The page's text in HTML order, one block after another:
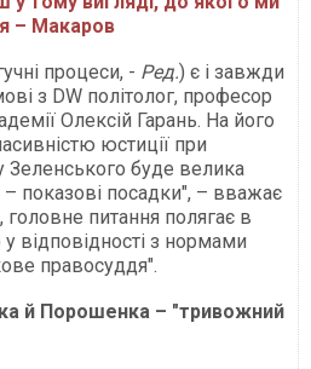
– Макаров
процеси, - Ред.) є і завжди
з DW політолог, професор
Олексій Гарань. На його
юстиції при
буде велика
– показові посадки", – вважає
головне питання полягає в
відповідності з нормами
правосуддя".
й Порошенка – "тривожний